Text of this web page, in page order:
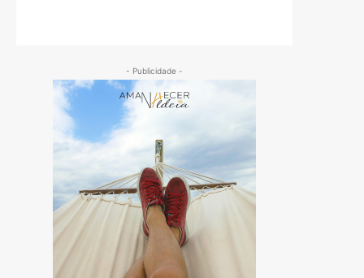
- Publicidade -